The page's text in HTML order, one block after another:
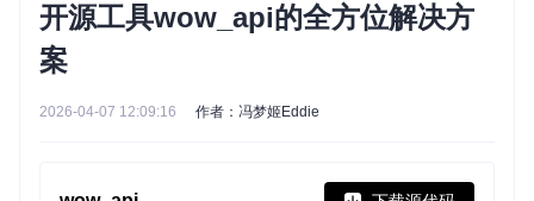
开源工具wow_api的全方位解决方
案
2026-04-07 12:09:16 作者：冯梦姬Eddie